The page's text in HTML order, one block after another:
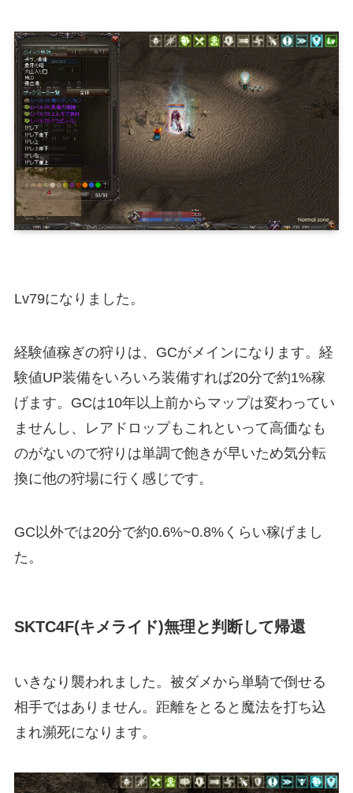
Lv79になりました。
経験値稼ぎの狩りは、GCがメインになります。経
験値UP装備をいろいろ装備すれば20分で約1%稼
げます。GCは10年以上前からマップは変わってい
ませんし、レアドロップもこれといって高価なも
のがないので狩りは単調で飽きが早いため気分転
換に他の狩場に行く感じです。
GC以外では20分で約0.6%~0.8%くらい稼げまし
た。
SKTC4F(キメライド)無理と判断して帰還
いきなり襲われました。被ダメから単騎で倒せる
相手ではありません。距離をとると魔法を打ち込
まれ瀕死になります。